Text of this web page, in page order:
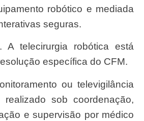
robótico e mediada
seguras.
específica do CFM.
sob coordenação,
e supervisão por médico